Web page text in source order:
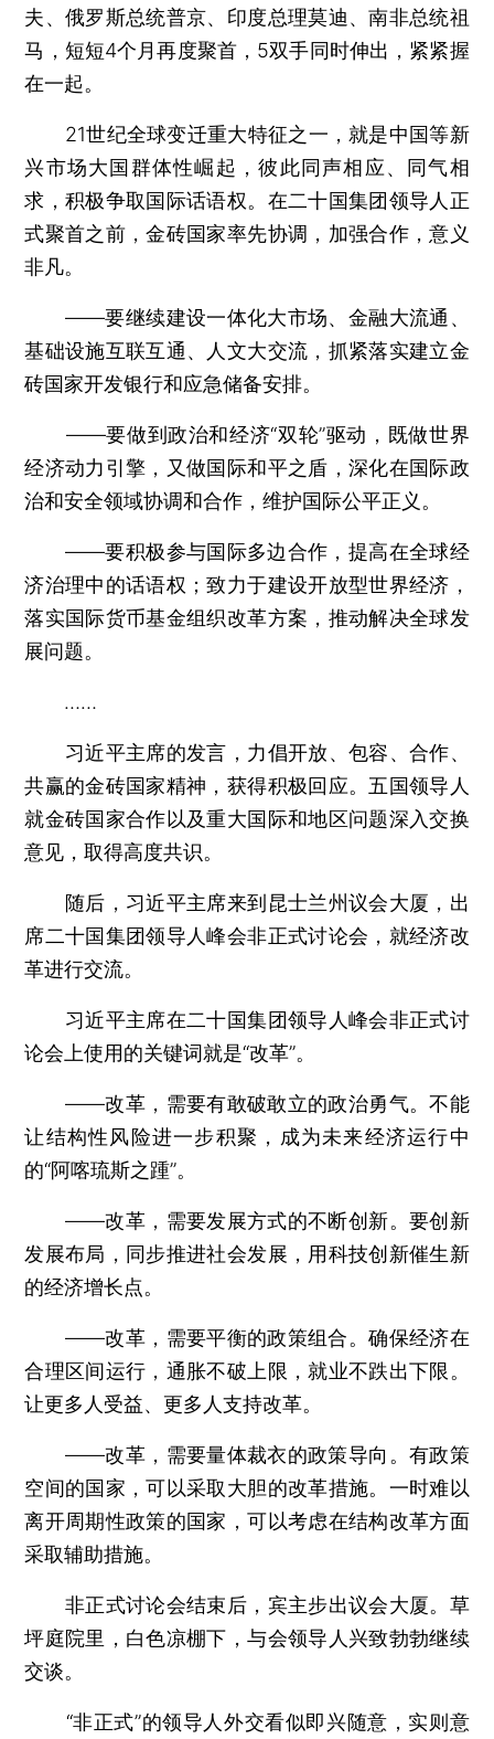
夫、俄罗斯总统普京、印度总理莫迪、南非总统祖
马，短短4个月再度聚首，5双手同时伸出，紧紧握
在一起。
21世纪全球变迁重大特征之一，就是中国等新
兴市场大国群体性崛起，彼此同声相应、同气相
求，积极争取国际话语权。在二十国集团领导人正
式聚首之前，金砖国家率先协调，加强合作，意义
非凡。
——要继续建设一体化大市场、金融大流通、
基础设施互联互通、人文大交流，抓紧落实建立金
砖国家开发银行和应急储备安排。
——要做到政治和经济“双轮”驱动，既做世界
经济动力引擎，又做国际和平之盾，深化在国际政
治和安全领域协调和合作，维护国际公平正义。
——要积极参与国际多边合作，提高在全球经
济治理中的话语权；致力于建设开放型世界经济，
落实国际货币基金组织改革方案，推动解决全球发
展问题。
……
习近平主席的发言，力倡开放、包容、合作、
共赢的金砖国家精神，获得积极回应。五国领导人
就金砖国家合作以及重大国际和地区问题深入交换
意见，取得高度共识。
随后，习近平主席来到昆士兰州议会大厦，出
席二十国集团领导人峰会非正式讨论会，就经济改
革进行交流。
习近平主席在二十国集团领导人峰会非正式讨
论会上使用的关键词就是“改革”。
——改革，需要有敢破敢立的政治勇气。不能
让结构性风险进一步积聚，成为未来经济运行中
的“阿喀琉斯之踵”。
——改革，需要发展方式的不断创新。要创新
发展布局，同步推进社会发展，用科技创新催生新
的经济增长点。
——改革，需要平衡的政策组合。确保经济在
合理区间运行，通胀不破上限，就业不跌出下限。
让更多人受益、更多人支持改革。
——改革，需要量体裁衣的政策导向。有政策
空间的国家，可以采取大胆的改革措施。一时难以
离开周期性政策的国家，可以考虑在结构改革方面
采取辅助措施。
非正式讨论会结束后，宾主步出议会大厦。草
坪庭院里，白色凉棚下，与会领导人兴致勃勃继续
交谈。
“非正式”的领导人外交看似即兴随意，实则意